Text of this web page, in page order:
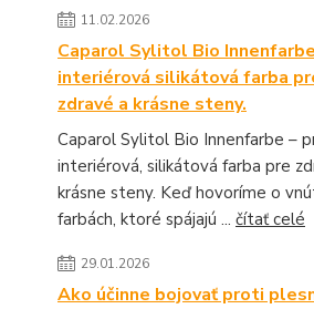
11.02.2026
Caparol Sylitol Bio
interiérová silikátová farba
zdravé a krásne steny.
Caparol Sylitol Bio Innenfarbe –
interiérová, silikátová farba pre
krásne steny. Keď hovoríme o
farbách, ktoré spájajú ... čítať celé
29.01.2026
Ako účinne bojovať proti